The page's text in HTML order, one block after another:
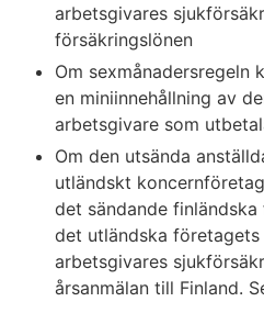
arbetsgivares
försäkringslönen
Om sexmånadersregeln
en miniinnehållning av
arbetsgivare som
Om den utsända
utländskt
det sändande
det utländska företagets
arbetsgivares
årsanmälan till Finland.